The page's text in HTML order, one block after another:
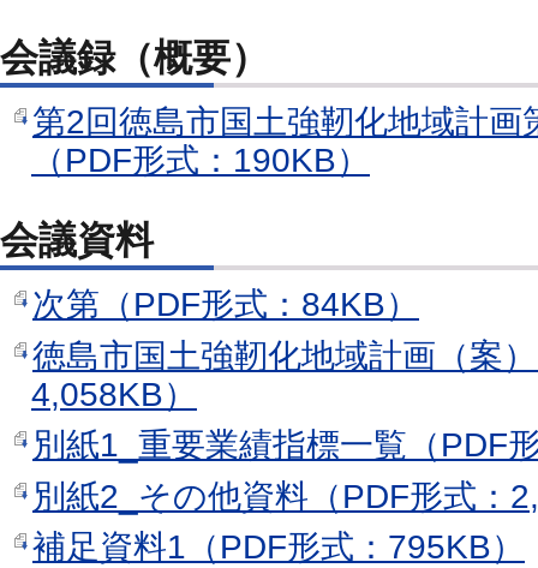
会議録（概要）
第2回徳島市国土強靭化地域計
（PDF形式：190KB）
会議資料
次第（PDF形式：84KB）
徳島市国土強靭化地域計画（案
4,058KB）
別紙1_重要業績指標一覧（PDF
別紙2_その他資料（PDF形式：
補足資料1（PDF形式：795KB）